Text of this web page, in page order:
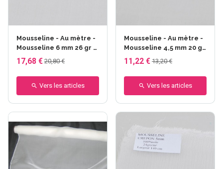
Mousseline - Au mètre -
Mousseline 6 mm 26 gr -
140 cm
17,68 € 20,80 €
Vers les articles
Mousseline - Au mètre -
Mousseline 4,5 mm 20 gr
- 114 cm
11,22 € 13,20 €
Vers les articles